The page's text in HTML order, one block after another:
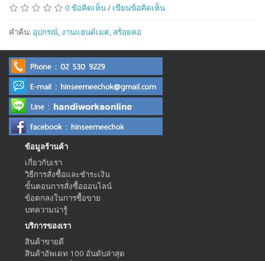
0 ข้อคิดเห็น/ เขียนข้อคิดเห็น
คำค้น: อุปกรณ์, งานแฮนด์เมต, สร้อยคอ
ข้อมูลร้านค้า
เกี่ยวกับเรา
วิธีการสั่งซื้อและชำระเงิน
ขั้นตอนการสั่งซื้อออนไลน์
ข้อตกลงในการซื้อขาย
บทความน่ารู้
บริการของเรา
สินค้าขายดี
สินค้าอัพเดท 100 อันดับล่าสุด